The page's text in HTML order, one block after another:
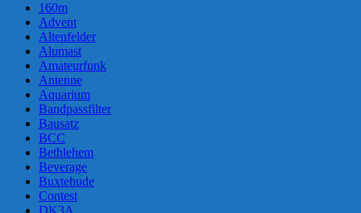
160m
Advent
Altenfelder
Alumast
Amateurfunk
Antenne
Aquarium
Bandpassfilter
Bausatz
BCC
Bethlehem
Beverage
Buxtehude
Contest
DK3A